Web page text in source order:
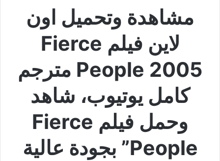
مشاهدة وتحميل اون
لاين فيلم Fierce
People 2005 مترجم
كامل يوتيوب، شاهد
وحمل فيلم Fierce
People” بجودة عالية